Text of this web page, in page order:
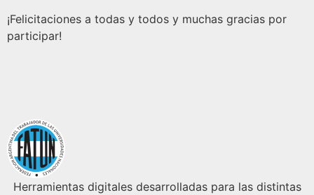
¡Felicitaciones a todas y todos y muchas gracias por
participar!
Herramientas digitales desarrolladas para las distintas